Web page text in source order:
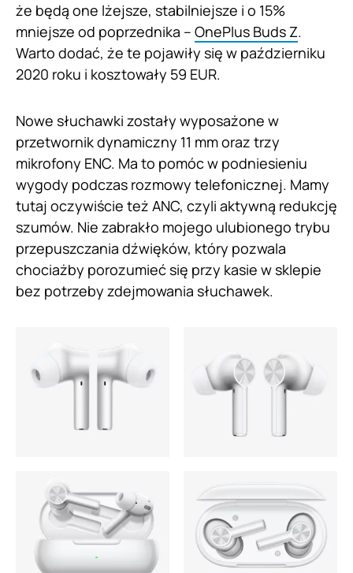
że będą one lżejsze, stabilniejsze i o 15%
mniejsze od poprzednika – OnePlus Buds Z.
Warto dodać, że te pojawiły się w październiku
2020 roku i kosztowały 59 EUR.
Nowe słuchawki zostały wyposażone w
przetwornik dynamiczny 11 mm oraz trzy
mikrofony ENC. Ma to pomóc w podniesieniu
wygody podczas rozmowy telefonicznej. Mamy
tutaj oczywiście też ANC, czyli aktywną redukcję
szumów. Nie zabrakło mojego ulubionego trybu
przepuszczania dźwięków, który pozwala
chociażby porozumieć się przy kasie w sklepie
bez potrzeby zdejmowania słuchawek.